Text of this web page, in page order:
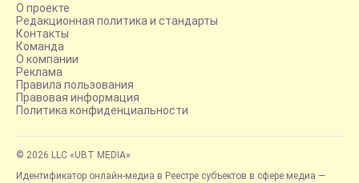
О проекте
Редакционная политика и стандарты
Контакты
Команда
О компании
Реклама
Правила пользования
Правовая информация
Политика конфиденциальности
© 2026 LLC «UBT MEDIA»
Идентификатор онлайн-медиа в Реестре субъектов в сфере медиа —